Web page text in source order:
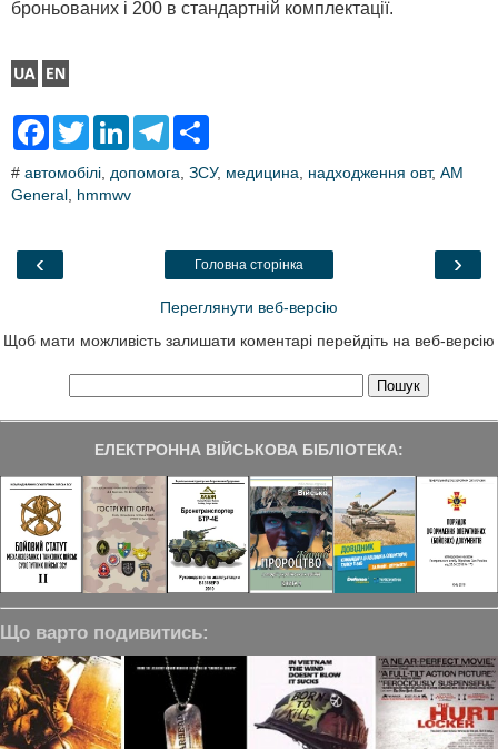
броньованих і 200 в стандартній комплектації.
F
e
b
k
T
t
t
L
k
e
T
e
m
r
# автомобілі, допомога, ЗСУ, медицина, надходження овт, AM
General, hmmwv
‹ ›
Головна сторінка
Переглянути веб-версію
Щоб мати можливість залишати коментарі перейдіть на веб-версію
ЕЛЕКТРОННА ВІЙСЬКОВА БІБЛІОТЕКА:
Що варто подивитись: